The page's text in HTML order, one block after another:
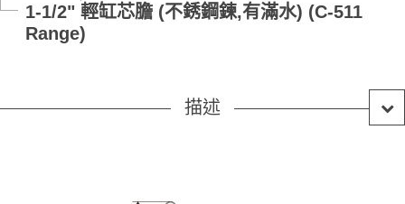
1-1/2" 輕缸芯膽 (不銹鋼鍊,有滿水) (C-511
Range)
描述